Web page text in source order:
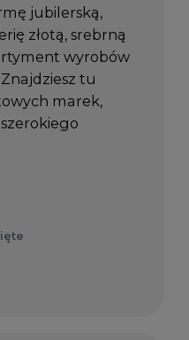
jubilerską,
złotą, srebrną
wyrobów
tu
marek,